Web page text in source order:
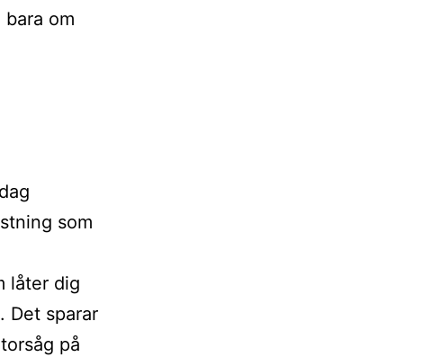
om
som
låter dig
Det sparar
på